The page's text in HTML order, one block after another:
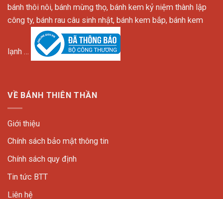
bánh thôi nôi, bánh mừng thọ, bánh kem kỷ niệm thành lập
công ty, bánh rau câu sinh nhật, bánh kem bắp, bánh kem
lạnh …
VỀ BÁNH THIÊN THẦN
Giới thiệu
Chính sách bảo mật thông tin
Chính sách quy định
Tin tức BTT
Liên hệ